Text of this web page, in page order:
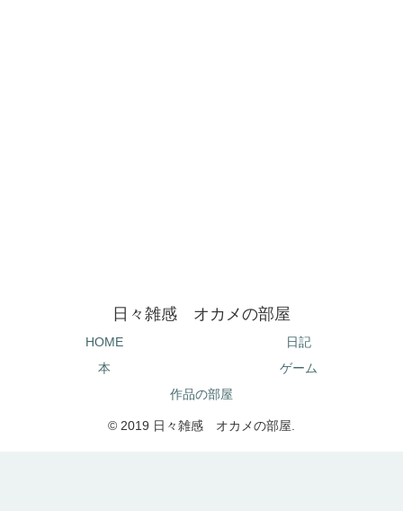
日々雑感 オカメの部屋
HOME
日記
本
ゲーム
作品の部屋
© 2019 日々雑感 オカメの部屋.